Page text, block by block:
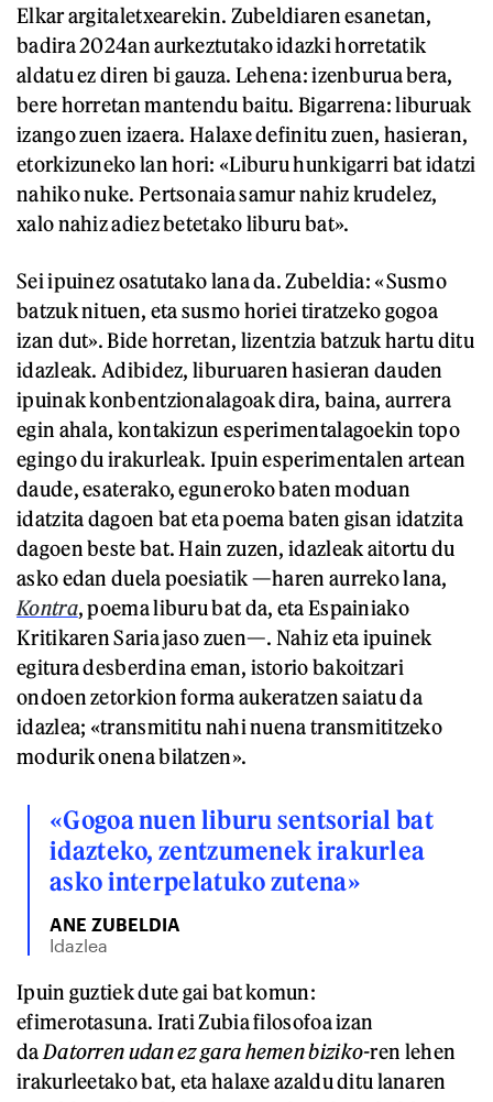
Elkar argitaletxearekin. Zubeldiaren esanetan,
badira 2024an aurkeztutako idazki horretatik
aldatu ez diren bi gauza. Lehena: izenburua bera,
bere horretan mantendu baitu. Bigarrena: liburuak
izango zuen izaera. Halaxe definitu zuen, hasieran,
etorkizuneko lan hori: «Liburu hunkigarri bat idatzi
nahiko nuke. Pertsonaia samur nahiz krudelez,
xalo nahiz adiez betetako liburu bat».
Sei ipuinez osatutako lana da. Zubeldia: «Susmo
batzuk nituen, eta susmo horiei tiratzeko gogoa
izan dut». Bide horretan, lizentzia batzuk hartu ditu
idazleak. Adibidez, liburuaren hasieran dauden
ipuinak konbentzionalagoak dira, baina, aurrera
egin ahala, kontakizun esperimentalagoekin topo
egingo du irakurleak. Ipuin esperimentalen artean
daude, esaterako, eguneroko baten moduan
idatzita dagoen bat eta poema baten gisan idatzita
dagoen beste bat. Hain zuzen, idazleak aitortu du
asko edan duela poesiatik —haren aurreko lana,
Kontra, poema liburu bat da, eta Espainiako
Kritikaren Saria jaso zuen—. Nahiz eta ipuinek
egitura desberdina eman, istorio bakoitzari
ondoen zetorkion forma aukeratzen saiatu da
idazlea; «transmititu nahi nuena transmititzeko
modurik onena bilatzen».
«Gogoa nuen liburu sentsorial bat
idazteko, zentzumenek irakurlea
asko interpelatuko zutena»
ANE ZUBELDIA
Idazlea
Ipuin guztiek dute gai bat komun:
efimerotasuna. Irati Zubia filosofoa izan
da Datorren udan ez gara hemen biziko-ren lehen
irakurleetako bat, eta halaxe azaldu ditu lanaren